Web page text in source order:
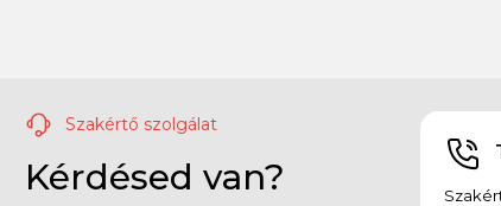
Szakértő szolgálat
Kérdésed van?